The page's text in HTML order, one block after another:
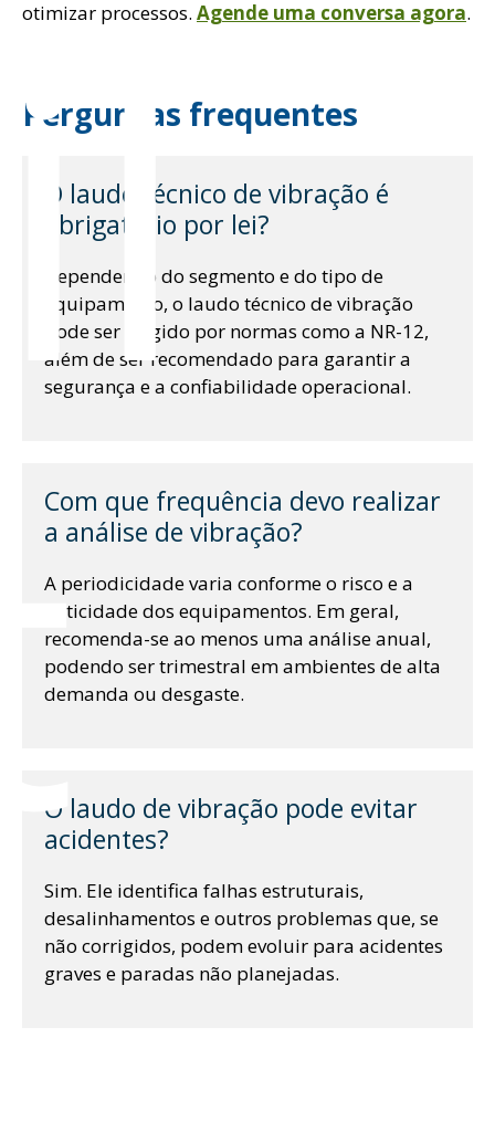
otimizar processos. Agende uma conversa agora.
Perguntas frequentes
O laudo técnico de vibração é
obrigatório por lei?
Dependendo do segmento e do tipo de
equipamento, o laudo técnico de vibração
pode ser exigido por normas como a NR-12,
além de ser recomendado para garantir a
segurança e a confiabilidade operacional.
Com que frequência devo realizar
a análise de vibração?
A periodicidade varia conforme o risco e a
criticidade dos equipamentos. Em geral,
recomenda-se ao menos uma análise anual,
podendo ser trimestral em ambientes de alta
demanda ou desgaste.
O laudo de vibração pode evitar
acidentes?
Sim. Ele identifica falhas estruturais,
desalinhamentos e outros problemas que, se
não corrigidos, podem evoluir para acidentes
graves e paradas não planejadas.